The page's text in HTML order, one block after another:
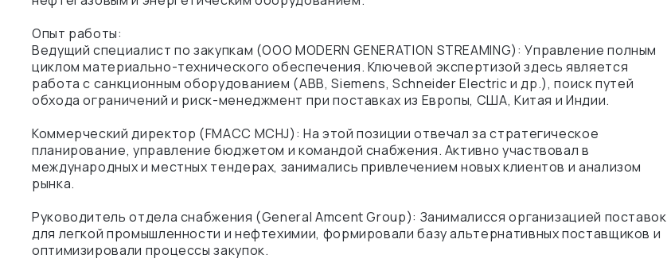
Опыт работы:
Ведущий специалист по закупкам (OOO MODERN GENERATION STREAMING): Управление полным
циклом материально-технического обеспечения. Ключевой экспертизой здесь является
работа с санкционным оборудованием (ABB, Siemens, Schneider Electric и др.), поиск путей
обхода ограничений и риск-менеджмент при поставках из Европы, США, Китая и Индии.
Коммерческий директор (FMACC MCHJ): На этой позиции отвечал за стратегическое
планирование, управление бюджетом и командой снабжения. Активно участвовал в
международных и местных тендерах, занимались привлечением новых клиентов и анализом
рынка.
Руководитель отдела снабжения (General Amcent Group): Занималисся организацией поставок
для легкой промышленности и нефтехимии, формировали базу альтернативных поставщиков и
оптимизировали процессы закупок.